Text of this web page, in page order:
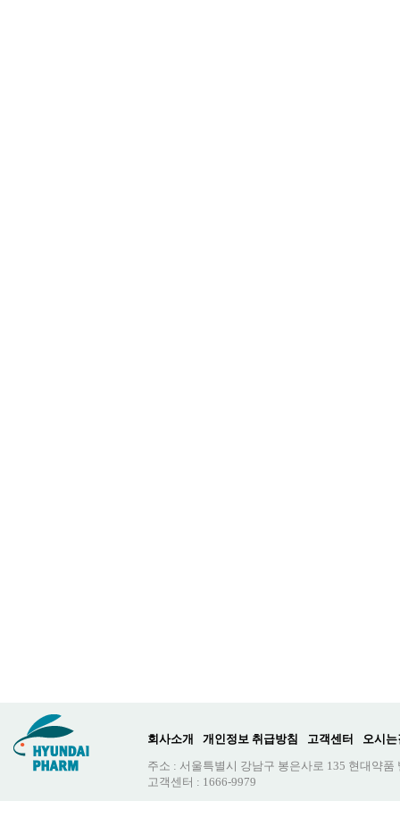
회사소개 개인정보 취급방침 고객센터
오시는
주소 : 서울특별시 강남구 봉은사로 135 현대약품
고객센터 : 1666-9979